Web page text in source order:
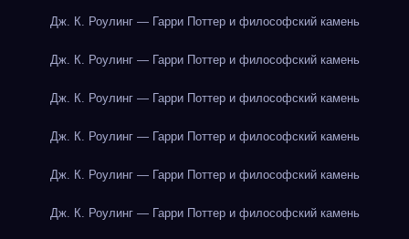
Дж. К. Роулинг — Гарри Поттер и философский камень
Дж. К. Роулинг — Гарри Поттер и философский камень
Дж. К. Роулинг — Гарри Поттер и философский камень
Дж. К. Роулинг — Гарри Поттер и философский камень
Дж. К. Роулинг — Гарри Поттер и философский камень
Дж. К. Роулинг — Гарри Поттер и философский камень